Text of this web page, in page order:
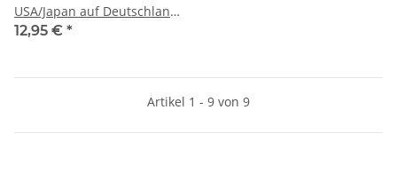
USA/Japan auf Deutschland
15A/250V Brennenstuhl
12,95 € *
Artikel 1 - 9 von 9